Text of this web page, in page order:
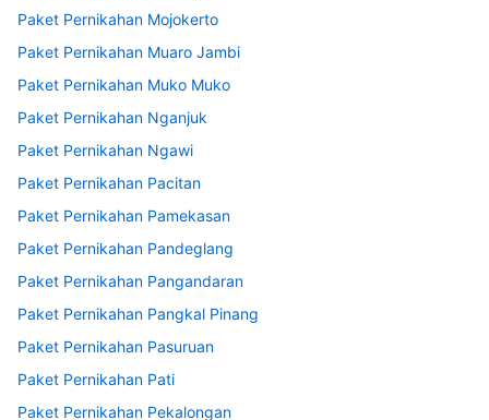
Paket Pernikahan Mojokerto
Paket Pernikahan Muaro Jambi
Paket Pernikahan Muko Muko
Paket Pernikahan Nganjuk
Paket Pernikahan Ngawi
Paket Pernikahan Pacitan
Paket Pernikahan Pamekasan
Paket Pernikahan Pandeglang
Paket Pernikahan Pangandaran
Paket Pernikahan Pangkal Pinang
Paket Pernikahan Pasuruan
Paket Pernikahan Pati
Paket Pernikahan Pekalongan